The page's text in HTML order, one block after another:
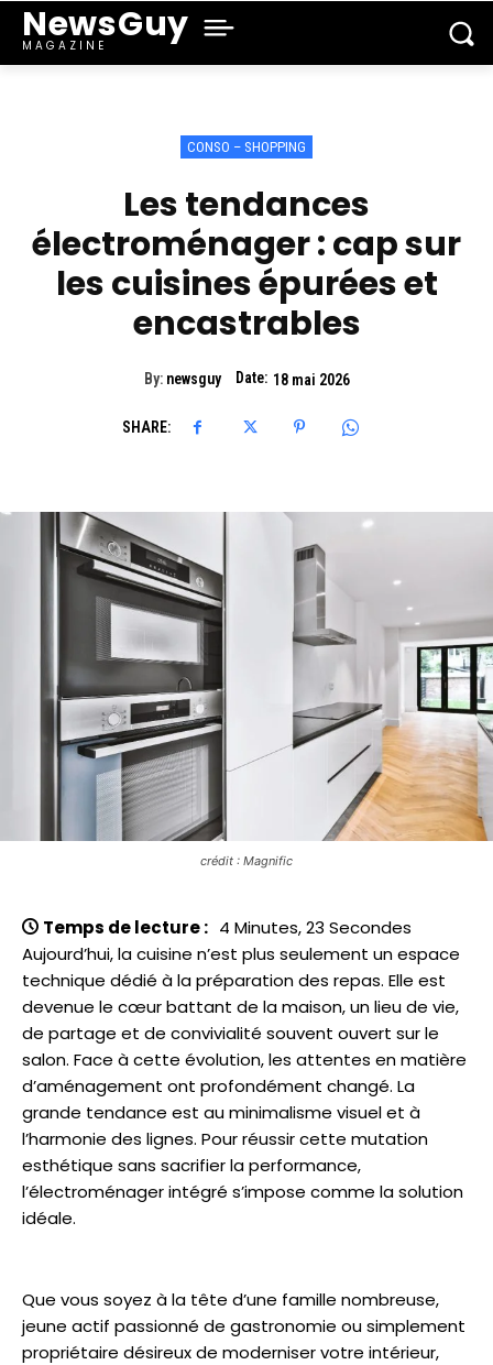
NewsGuy
MAGAZINE
CONSO – SHOPPING
Les tendances
électroménager : cap sur
les cuisines épurées et
encastrables
By: newsguy Date: 18 mai 2026
SHARE:
crédit : Magnific
Temps de lecture : 4 Minutes, 23 Secondes
Aujourd’hui, la cuisine n’est plus seulement un espace
technique dédié à la préparation des repas. Elle est
devenue le cœur battant de la maison, un lieu de vie,
de partage et de convivialité souvent ouvert sur le
salon. Face à cette évolution, les attentes en matière
d’aménagement ont profondément changé. La
grande tendance est au minimalisme visuel et à
l’harmonie des lignes. Pour réussir cette mutation
esthétique sans sacrifier la performance,
l’électroménager intégré s’impose comme la solution
idéale.
Que vous soyez à la tête d’une famille nombreuse,
jeune actif passionné de gastronomie ou simplement
propriétaire désireux de moderniser votre intérieur,